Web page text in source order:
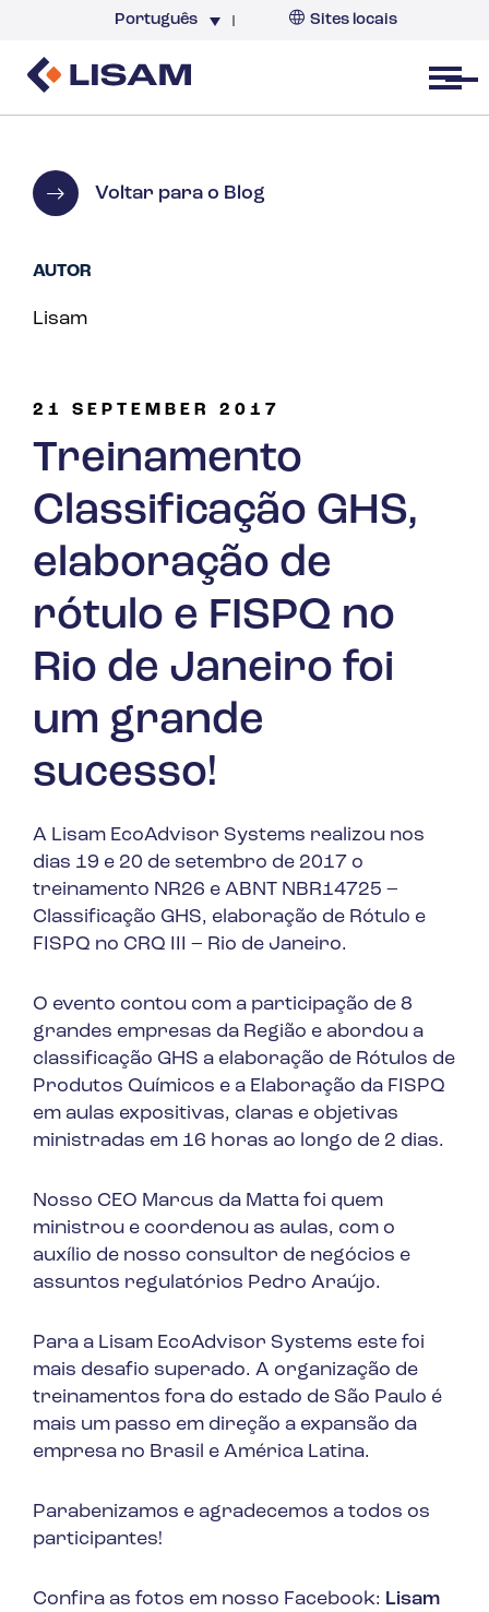
Português Sites locais
Open menu
Voltar para o Blog
21 SEPTEMBER 2017
Treinamento
Classificação GHS,
elaboração de
rótulo e FISPQ no
Rio de Janeiro foi
um grande
sucesso!
A Lisam EcoAdvisor Systems realizou nos
dias 19 e 20 de setembro de 2017 o
treinamento NR26 e ABNT NBR14725 –
Classificação GHS, elaboração de Rótulo e
FISPQ no CRQ III – Rio de Janeiro.
O evento contou com a participação de 8
grandes empresas da Região e abordou a
classificação GHS a elaboração de Rótulos de
Produtos Químicos e a Elaboração da FISPQ
em aulas expositivas, claras e objetivas
ministradas em 16 horas ao longo de 2 dias.
Nosso CEO Marcus da Matta foi quem
ministrou e coordenou as aulas, com o
auxílio de nosso consultor de negócios e
assuntos regulatórios Pedro Araújo.
Para a Lisam EcoAdvisor Systems este foi
mais desafio superado. A organização de
treinamentos fora do estado de São Paulo é
mais um passo em direção a expansão da
empresa no Brasil e América Latina.
Parabenizamos e agradecemos a todos os
participantes!
Confira as fotos em nosso Facebook: Lisam
AUTOR
Lisam